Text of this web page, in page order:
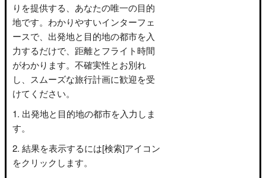
りを提供する、あなたの唯一の目的
地です。わかりやすいインターフェ
ースで、出発地と目的地の都市を入
力するだけで、距離とフライト時間
がわかります。不確実性とお別れ
し、スムーズな旅行計画に歓迎を受
けてください。
出発地と目的地の都市を入力しま
す。
結果を表示するには[検索]アイコン
をクリックします。